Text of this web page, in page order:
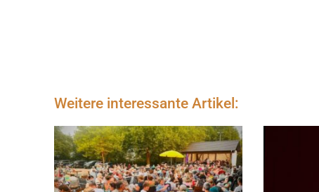
Weitere interessante Artikel: